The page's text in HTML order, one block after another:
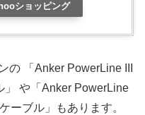
ショッピング
の 「Anker PowerLine III
」 や「Anker PowerLine
ーブル」もあります。